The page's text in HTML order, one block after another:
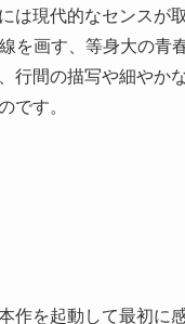
は現代的なセンスが
を画す、等身大の青
行間の描写や細やか
です。
作を起動して最初に